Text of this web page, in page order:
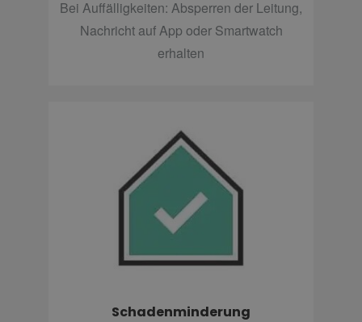
Bei Auffälligkeiten: Absperren der Leitung,
Nachricht auf App oder Smartwatch
erhalten
Schadenminderung